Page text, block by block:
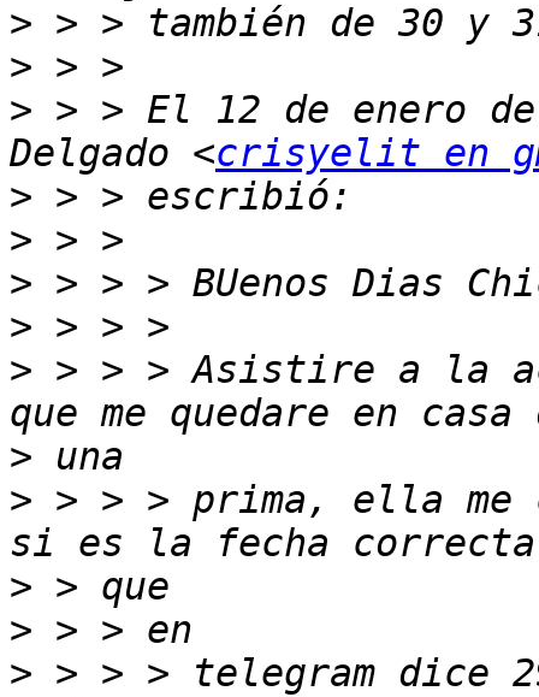
>
>
> > > El 12 de enero
Delgado <crisyelit en
>
>
>
>
> > > > Asistire a la
>
> > > > prima, ella me
>
>
> > > > telegram dice